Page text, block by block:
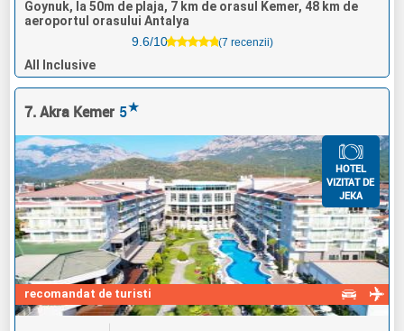
Goynuk, la 50m de plaja, 7 km de orasul Kemer, 48 km de
aeroportul orasului Antalya
9.6/10
(7 recenzii)
All Inclusive
7. Akra Kemer 5★
recomandat de turisti
HOTEL
VIZITAT DE
JEKA